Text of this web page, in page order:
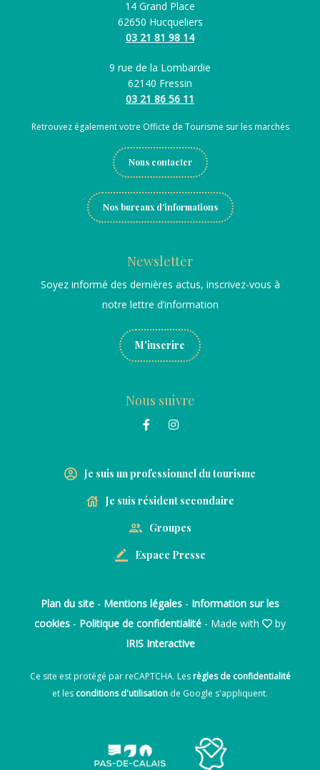
14 Grand Place
62650 Hucqueliers
03 21 81 98 14
9 rue de la Lombardie
62140 Fressin
03 21 86 56 11
Retrouvez également votre Officte de Tourisme sur les marchés
Nous contacter
Nos bureaux d'informations
Newsletter
Soyez informé des dernières actus, inscrivez-vous à
notre lettre d’information
M'inscrire
Nous suivre
Je suis un professionnel du tourisme
Je suis résident secondaire
Groupes
Espace Presse
Plan du site - Mentions légales - Information sur les
cookies - Politique de confidentialité - Made with
by
IRIS Interactive
Ce site est protégé par reCAPTCHA. Lesrègles de confidentialité
et les conditions d'utilisation de Google s'appliquent.